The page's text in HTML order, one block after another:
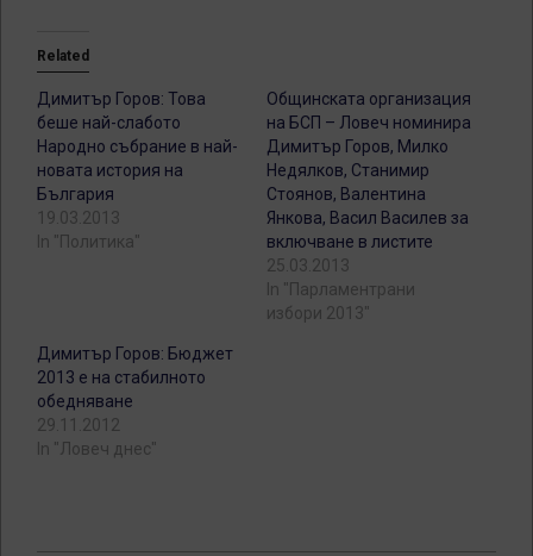
Related
Димитър Горов: Това
беше най-слабото
Народно събрание в най-
новата история на
България
19.03.2013
In "Политика"
Общинската организация
на БСП – Ловеч номинира
Димитър Горов, Милко
Недялков, Станимир
Стоянов, Валентина
Янкова, Васил Василев за
включване в листите
25.03.2013
In "Парламентрани
избори 2013"
Димитър Горов: Бюджет
2013 е на стабилното
обедняване
29.11.2012
In "Ловеч днес"